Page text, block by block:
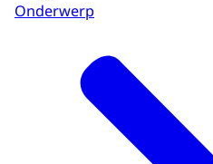
Onderwerp